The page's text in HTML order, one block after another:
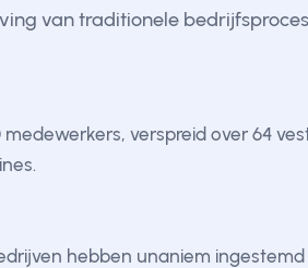
van traditionele
verspreid over 64
hebben unaniem